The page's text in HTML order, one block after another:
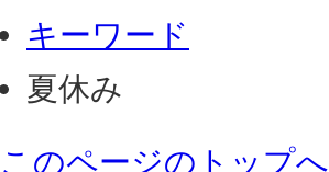
キーワード
夏休み
このページのトップへ